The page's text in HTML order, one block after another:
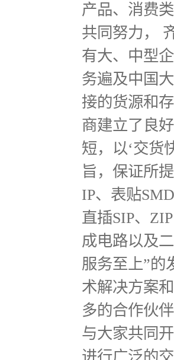
产品、消费
共同努力，
有大、中型
务遍及中国
接的货源和
商建立了良
短，以‘交货
旨，保证所
IP、表贴
直插SIP、
成电路以及
服务至上”的
术解决方案
多的合作伙
与大家共同
进行广泛的